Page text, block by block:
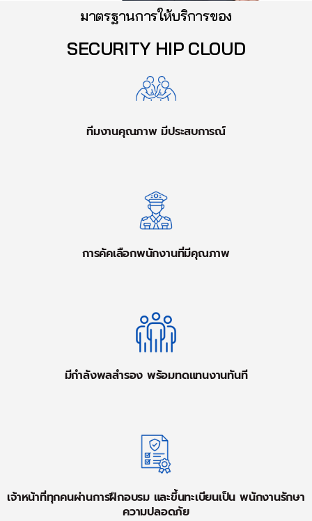
มาตรฐานการให้บริการของ
SECURITY HIP CLOUD
ทีมงานคุณภาพ มีประสบการณ์
การคัคเลือกพนักงานที่มีคุณภาพ
มีกำลังพลสำรอง พร้อมทดแทนงานทันที
เจ้าหน้าที่ทุกคนผ่านการฝึกอบรม และขึ้นทะเบียนเป็น พนักงานรักษา
ความปลอดภัย